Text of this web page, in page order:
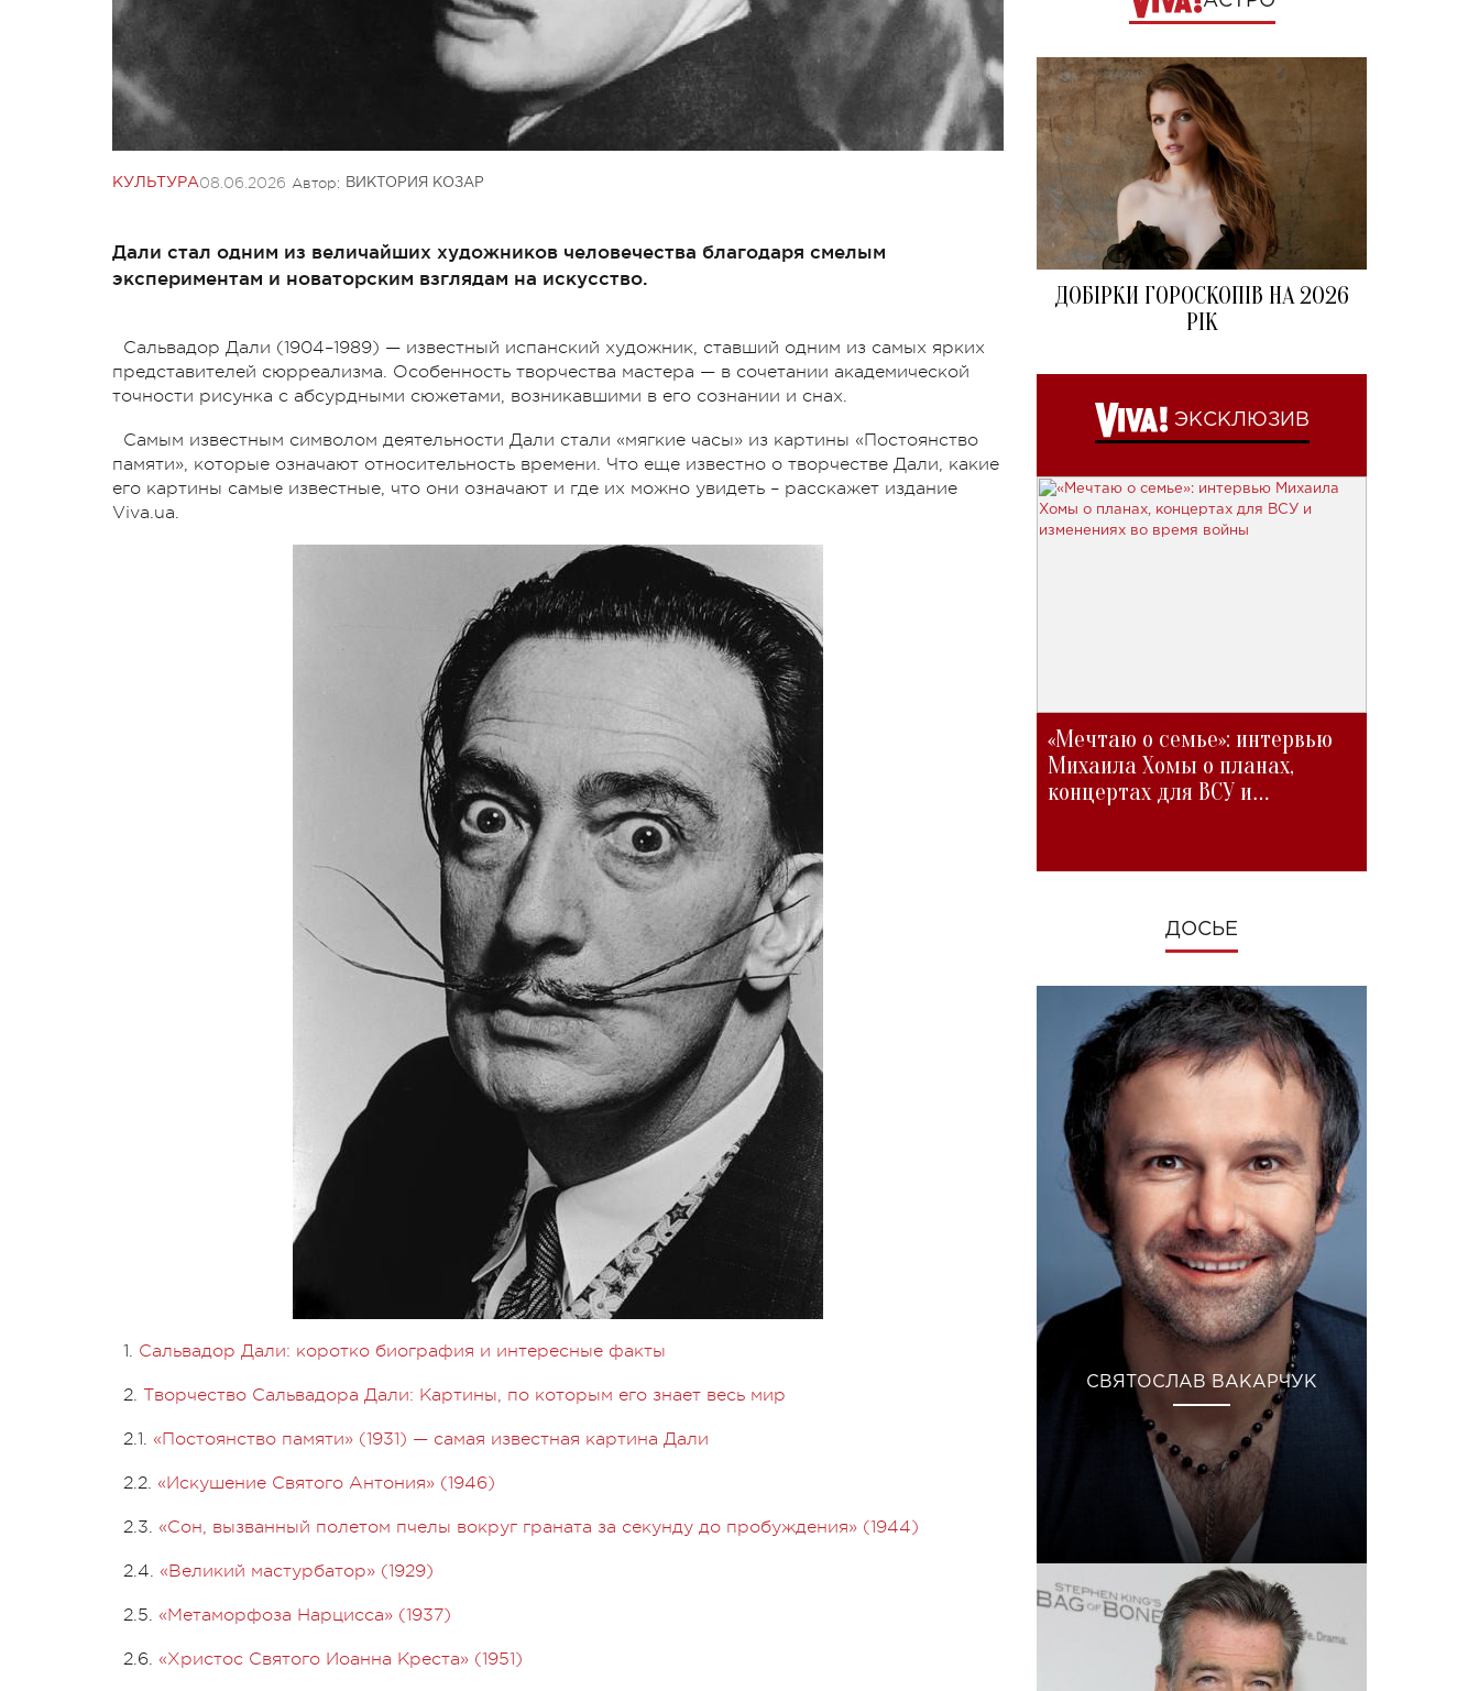
КУЛЬТУРА08.06.2026 Автор: ВИКТОРИЯ КОЗАР
Дали стал одним из величайших художников человечества благодаря смелым
экспериментам и новаторским взглядам на искусство.
Сальвадор Дали (1904–1989) — известный испанский художник, ставший одним из самых ярких
представителей сюрреализма. Особенность творчества мастера — в сочетании академической
точности рисунка с абсурдными сюжетами, возникавшими в его сознании и снах.
Самым известным символом деятельности Дали стали «мягкие часы» из картины «Постоянство
памяти», которые означают относительность времени. Что еще известно о творчестве Дали, какие
его картины самые известные, что они означают и где их можно увидеть – расскажет издание
Viva.ua.
1. Сальвадор Дали: коротко биография и интересные факты
2. Творчество Сальвадора Дали: Картины, по которым его знает весь мир
2.1. «Постоянство памяти» (1931) — самая известная картина Дали
2.2. «Искушение Святого Антония» (1946)
2.3. «Сон, вызванный полетом пчелы вокруг граната за секунду до пробуждения» (1944)
2.4. «Великий мастурбатор» (1929)
2.5. «Метаморфоза Нарцисса» (1937)
2.6. «Христос Святого Иоанна Креста» (1951)
ДОБІРКИ ГОРОСКОПІВ НА 2026
РІК
ЭКСКЛЮЗИВ
«Мечтаю о семье»: интервью
Михаила Хомы о планах,
концертах для ВСУ и
ДОСЬЕ
СВЯТОСЛАВ ВАКАРЧУК